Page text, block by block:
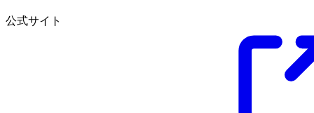
公式サイト